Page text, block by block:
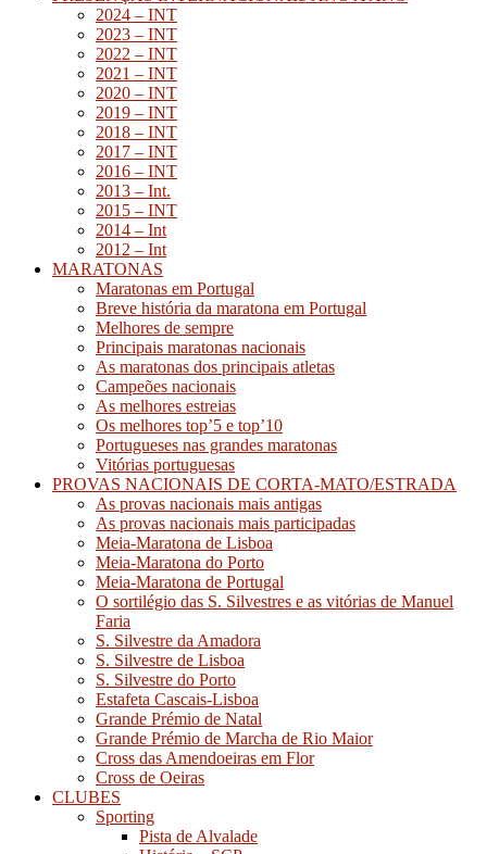
2024 – INT
2023 – INT
2022 – INT
2021 – INT
2020 – INT
2019 – INT
2018 – INT
2017 – INT
2016 – INT
2013 – Int.
2015 – INT
2014 – Int
2012 – Int
MARATONAS
Maratonas em Portugal
Breve história da maratona em Portugal
Melhores de sempre
Principais maratonas nacionais
As maratonas dos principais atletas
Campeões nacionais
As melhores estreias
Os melhores top’5 e top’10
Portugueses nas grandes maratonas
Vitórias portuguesas
PROVAS NACIONAIS DE CORTA-MATO/ESTRADA
As provas nacionais mais antigas
As provas nacionais mais participadas
Meia-Maratona de Lisboa
Meia-Maratona do Porto
Meia-Maratona de Portugal
O sortilégio das S. Silvestres e as vitórias de Manuel
Faria
S. Silvestre da Amadora
S. Silvestre de Lisboa
S. Silvestre do Porto
Estafeta Cascais-Lisboa
Grande Prémio de Natal
Grande Prémio de Marcha de Rio Maior
Cross das Amendoeiras em Flor
Cross de Oeiras
CLUBES
Sporting
Pista de Alvalade